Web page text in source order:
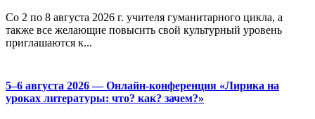
Со 2 по 8 августа 2026 г. учителя гуманитарного цикла, а
также все желающие повысить свой культурный уровень
приглашаются к...
5–6 августа 2026 — Онлайн-конференция «Лирика на
уроках литературы: что? как? зачем?»